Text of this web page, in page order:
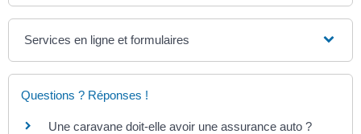
Services en ligne et formulaires
Questions ? Réponses !
Une caravane doit-elle avoir une assurance auto ?